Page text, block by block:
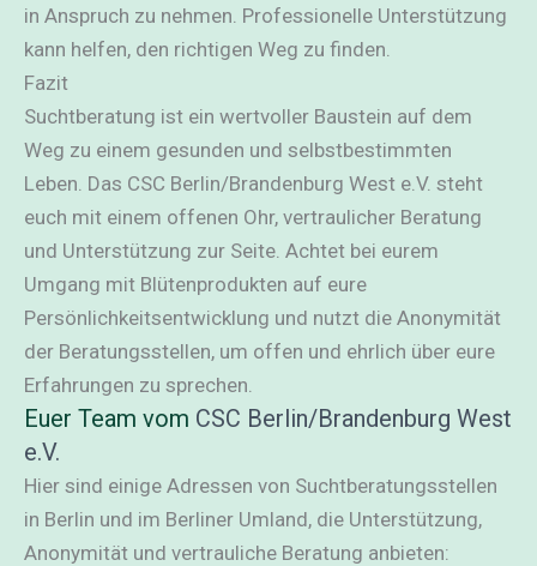
in Anspruch zu nehmen. Professionelle Unterstützung
kann helfen, den richtigen Weg zu finden.
Fazit
Suchtberatung ist ein wertvoller Baustein auf dem
Weg zu einem gesunden und selbstbestimmten
Leben. Das CSC Berlin/Brandenburg West e.V. steht
euch mit einem offenen Ohr, vertraulicher Beratung
und Unterstützung zur Seite. Achtet bei eurem
Umgang mit Blütenprodukten auf eure
Persönlichkeitsentwicklung und nutzt die Anonymität
der Beratungsstellen, um offen und ehrlich über eure
Erfahrungen zu sprechen.
Euer Team vom CSC Berlin/Brandenburg West
e.V.
Hier sind einige Adressen von Suchtberatungsstellen
in Berlin und im Berliner Umland, die Unterstützung,
Anonymität und vertrauliche Beratung anbieten: